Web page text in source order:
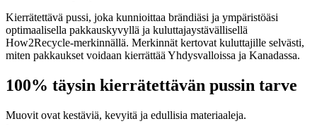
Kierrätettävä pussi, joka kunnioittaa brändiäsi ja ympäristöäsi
optimaalisella pakkauskyvyllä ja kuluttajaystävällisellä
How2Recycle-merkinnällä. Merkinnät kertovat kuluttajille selvästi,
miten pakkaukset voidaan kierrättää Yhdysvalloissa ja Kanadassa.
100% täysin kierrätettävän pussin tarve
Muovit ovat kestäviä, kevyitä ja edullisia materiaaleja.